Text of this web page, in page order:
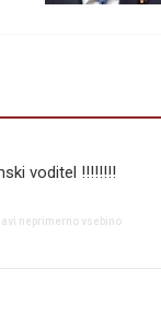
voditel !!!!!!!!
neprimerno vsebino